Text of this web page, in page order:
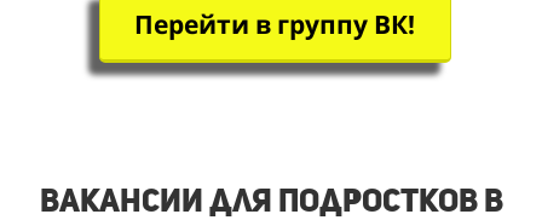
Перейти в группу ВК!
Вакансии для подростков в